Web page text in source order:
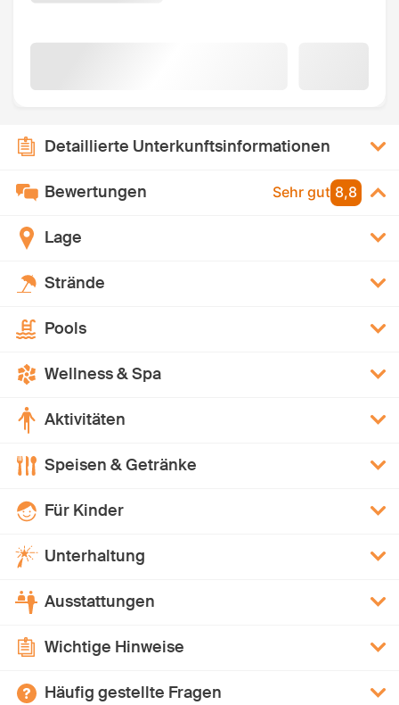
Detaillierte Unterkunftsinformationen
Bewertungen Sehr gut 8,8
Lage
Strände
Pools
Wellness & Spa
Aktivitäten
Speisen & Getränke
Für Kinder
Unterhaltung
Ausstattungen
Wichtige Hinweise
Häufig gestellte Fragen